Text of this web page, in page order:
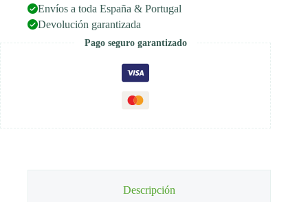
Envíos a toda España & Portugal
Devolución garantizada
Pago seguro garantizado
Descripción